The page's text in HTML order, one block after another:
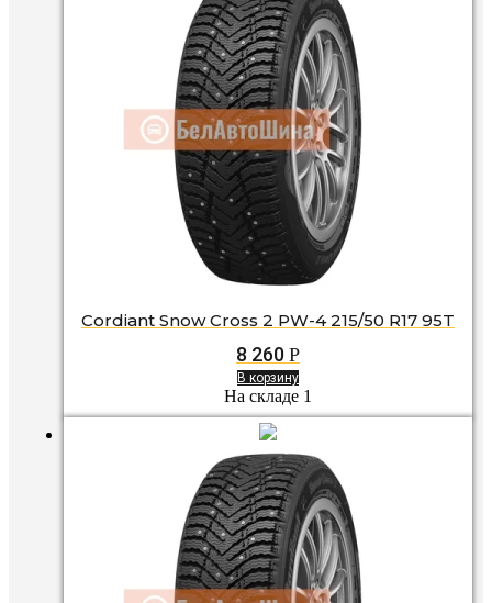
Cordiant Snow Cross 2 PW-4 215/50 R17 95T
8 260 Р
В корзину
На складе 1